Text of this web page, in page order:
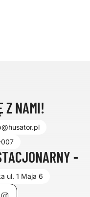
Z NAMI!
-
ul. 1 Maja 6
Instagram